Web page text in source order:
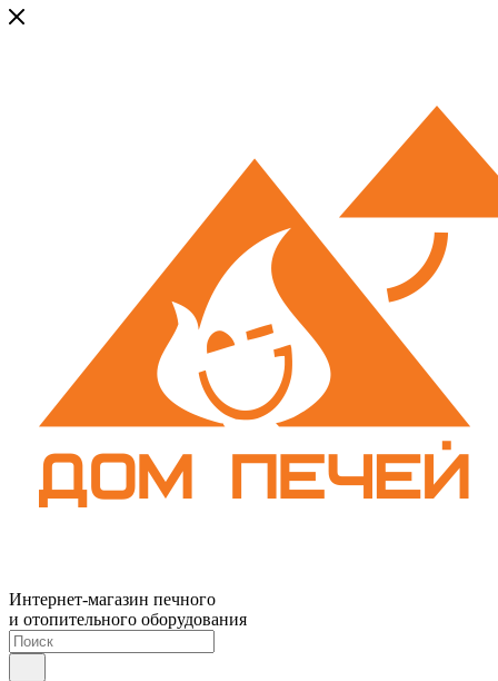
Интернет-магазин печного
и отопительного оборудования